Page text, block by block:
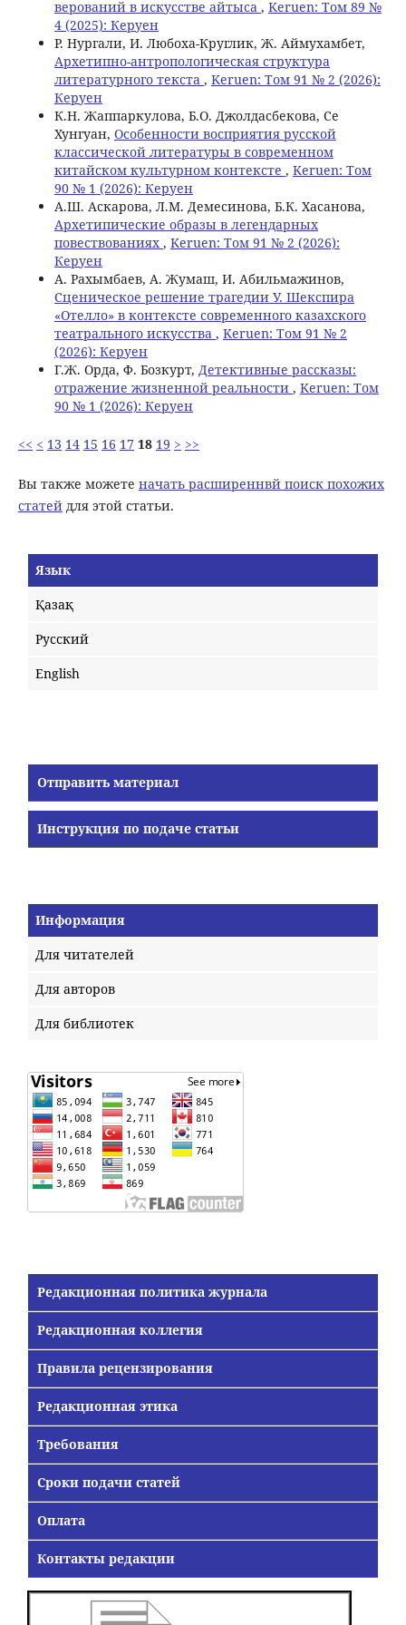
верований в искусстве айтыса , Keruen: Том 89 №
4 (2025): Керуен
Р. Нургали, И. Любоха-Круглик, Ж. Аймухамбет,
Архетипно-антропологическая структура
литературного текста , Keruen: Том 91 № 2 (2026):
Керуен
К.Н. Жаппаркулова, Б.О. Джолдасбекова, Се
Хунгуан, Особенности восприятия русской
классической литературы в современном
китайском культурном контексте , Keruen: Том
90 № 1 (2026): Керуен
А.Ш. Аскарова, Л.М. Демесинова, Б.К. Хасанова,
Архетипические образы в легендарных
повествованиях , Keruen: Том 91 № 2 (2026):
Керуен
А. Рахымбаев, А. Жумаш, И. Абильмажинов,
Сценическое решение трагедии У. Шекспира
«Отелло» в контексте современного казахского
театрального искусства , Keruen: Том 91 № 2
(2026): Керуен
Г.Ж. Орда, Ф. Бозкурт, Детективные рассказы:
отражение жизненной реальности , Keruen: Том
90 № 1 (2026): Керуен
<< < 13 14 15 16 17 18 19 > >>
Вы также можете начать расширеннвй поиск похожих
статейдля этой статьи.
Язык
Қазақ
Русский
English
Отправить материал
Инструкция по подаче статьи
Информация
Для читателей
Для авторов
Для библиотек
Редакционная политика журнала
Редакционная коллегия
Правила рецензирования
Редакционная этика
Требования
Сроки подачи статей
Оплата
Контакты редакции